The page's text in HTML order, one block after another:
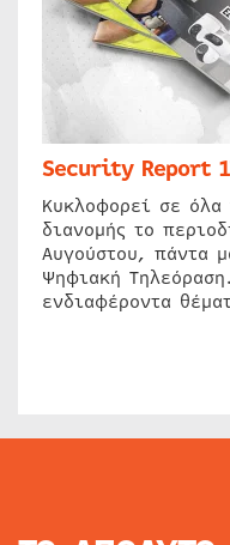
Security Report
Κυκλοφορεί σε όλα
διανομής το
Αυγούστου, πάντα
Ψηφιακή
ενδιαφέροντα